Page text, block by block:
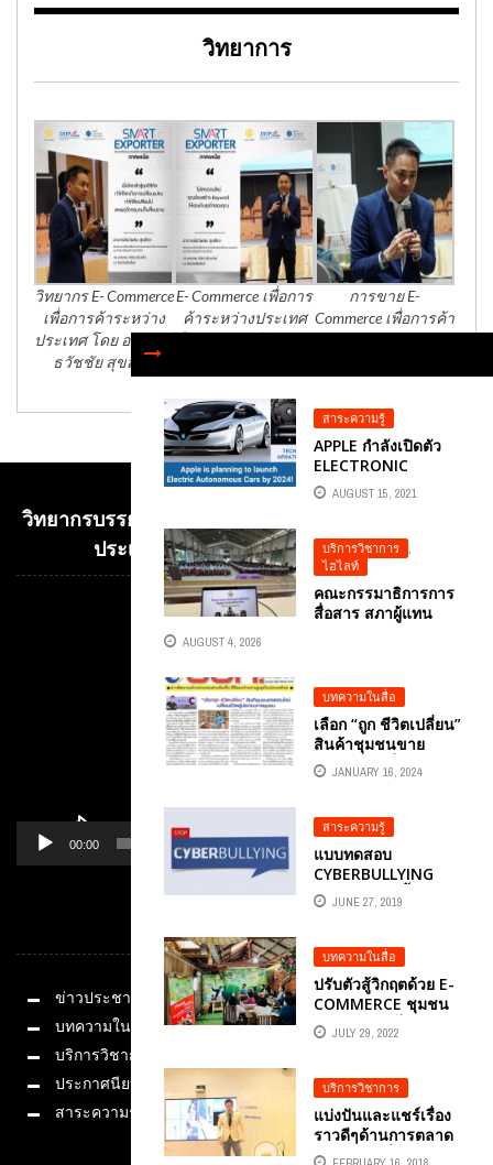
สาระความรู้
APPLE กำลังเปิดตัว
ELECTRONIC
AUTONOMOUS
CAR ในปี 2024
AUGUST 15, 2021
บริการวิชาการ
,
ไฮไลท์
คณะกรรมาธิการการ
สื่อสาร สภาผู้แทน
อ.ดร.ต้นรัก ธวัชชัย
มอบความรู้ผู้เข้าร่วม
กว่า 800 คน ณ
อ.บ่อพลอย ...
AUGUST 4, 2026
บทความในสื่อ
เลือก “ถูก ชีวิตเปลี่ยน”
สินค้าชุมชนขาย
ออนไลน์เปลี่ยนชีวิตผู้
ประกอบการชุมชน
JANUARY 16, 2024
สาระความรู้
แบบทดสอบ
CYBERBULLYING
(ไซเบอร์บูลลีอิ้ง) การ
รังแกผ่านโลก
JUNE 27, 2019
บทความในสื่อ
ปรับตัวสู้วิกฤตด้วย E-
COMMERCE ชุมชน
อัจฉริยะออนไลน์
อ.ดร.ต้นรัก ธวัชชัย
JULY 29, 2022
บริการวิชาการ
แบ่งปันและแชร์เรื่อง
ราวดีๆด้านการตลาด
ดิจิทัลการเริ่มต้นธุรกิจ
วิทยาการ
วิทยากร E- Commerce
เพื่อการค้าระหว่าง
ประเทศ โดย อาจารย์
ธวัชชัย สุขสีดา
E- Commerce เพื่อการ
ค้าระหว่างประเทศ
การขาย E-
Commerce เพื่อการค้า
วิทยากรบรรยาย E-COMMERCE เพื่อการค้าระหว่าง
ประเทศ อ.ดร.ต้นรัก ธวัชชัย สุขสีดา
00:00
หมวดหมู่
ข่าวประชาสัมพันธ์
บทความในสื่อ
บริการวิชาการ
ประกาศนียบัตร
สาระความรู้